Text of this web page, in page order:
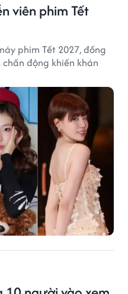
viên phim Tết
phim Tết 2027, đồng
động khiến khán